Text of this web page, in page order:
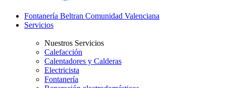
Fontanería Beltran Comunidad Valenciana
Servicios
Nuestros Servicios
Calefacción
Calentadores y Calderas
Electricista
Fontanería